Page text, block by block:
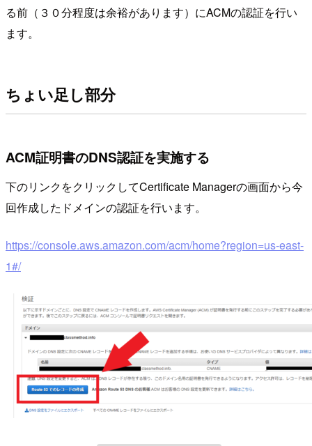
る前（３０分程度は余裕があります）にACMの認証を行い
ます。
ちょい足し部分
ACM証明書のDNS認証を実施する
下のリンクをクリックしてCertificate Managerの画面から今
回作成したドメインの認証を行います。
https://console.aws.amazon.com/acm/home?region=us-east-
1#/